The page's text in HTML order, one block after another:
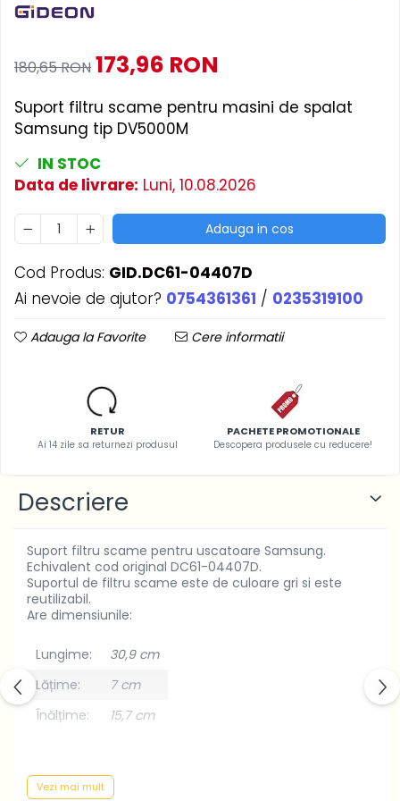
Accesorii Electrocasnice Mici
Filtre Purificatoare Aer
Accesorii Piese Aer Conditionat
180,65 RON 173,96 RON
Suport filtru scame pentru masini de spalat
Samsung tip DV5000M
IN STOC
Data de livrare: Luni, 10.08.2026
Adauga in cos
Cod Produs: GID.DC61-04407D
Ai nevoie de ajutor? 0754361361 / 0235319100
Adauga la Favorite Cere informatii
RETUR
Ai 14 zile sa returnezi produsul
PACHETE PROMOTIONALE
Descopera produsele cu reducere!
Descriere
Suport filtru scame pentru uscatoare Samsung.
Echivalent cod original DC61-04407D.
Suportul de filtru scame este de culoare gri si este
reutilizabil.
Are dimensiunile:
Lungime:
30,9 cm
Lățime:
7 cm
Înălțime:
15,7 cm
Nu are indicator de saturatie.
Acest suport de filtru scame se poate folosi la
Vezi mai mult